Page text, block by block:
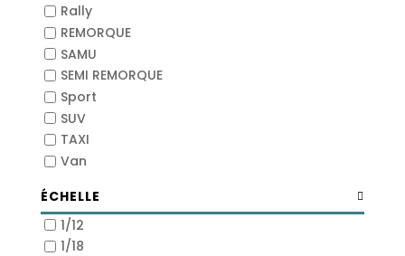
Rally
REMORQUE
SAMU
SEMI REMORQUE
Sport
SUV
TAXI
Van
ÉCHELLE
1/12
1/18